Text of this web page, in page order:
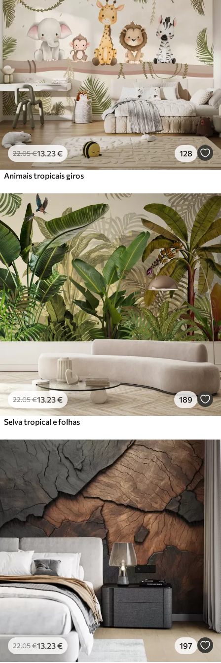
Standard
27.00 €/m²
Premium
56.6734.00€/m²
Vinil Premium
65.0039.00€/m²
Peel and Stick
81.6749.00€/m²
22.05€13 .23€ 128
Animais tropicais giros
22.05€13 .23€ 189
Selva tropical e folhas
22.05€13 .23€ 197